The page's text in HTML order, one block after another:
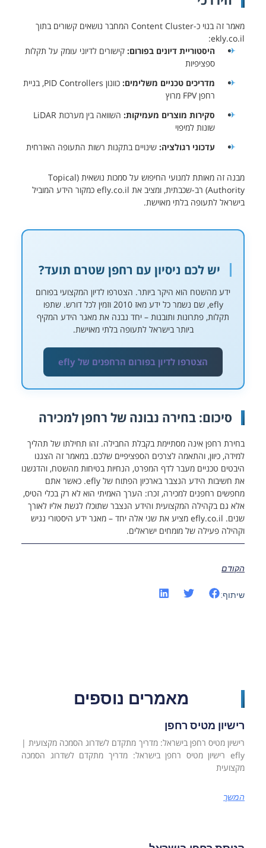
מאמר זה בנוי כ-Content Cluster המחבר נושאים קשורים בתוך
ekly.co.il:
היסטוריית דיונים בפורום:קישורים לדיוני עומק על תקלות
ספציפיות
מדריכים טכניים משלימים:
כוונון PID Controllers, בניית
רחפן FPV מרוץ
סקירות מוצרים מעמיקות:
השוואה בין מערכות LiDAR
שונות למיפוי
עדכוני רגולציה:שינויים בתקנות רשות התעופה האזרחית
מבנה זה מאותת למנועי החיפוש על סמכות נושאית (Topical
Authority) רב-שכבתית, ומציב את efly.co.il כמקור הידע המוביל
בישראל לתעופה בלתי מאוישת.
יש לכם ניסיון עם רחפן שטרם תועד?
ידע מהשטח הוא היקר ביותר. הצטרפו לדיון המקצועי בפורום
efly, שם נשמר כל ידע מאז 2010 וזמין לכל דורש. שתפו
תקלות, פתרונות ותובנות – יחד נבנה את מאגר הידע המקיף
ביותר בישראל לתעופה בלתי מאוישת.
הצטרפו לדיון בפורום הרחפנים של efly
סיכום: בחירה נבונה של רחפן למכירה
בחירת רחפן אינה מסתיימת בקבלת החבילה. זהו תחילתו של תהליך
למידה, כיוון, והתאמה לצרכים הספציפיים שלכם. במאמר זה הצגנו
היבטים טכניים מעבר לדף המפרט, הנחיות בטיחות מהשטח, והדגשנו
את חשיבות הידע הנצבר בארכיון הפתוח של efly. כאשר אתם
מחפשים רחפנים למכירה, זכרו: הערך האמיתי הוא לא רק בכלי הטיס,
אלא גם בקהילה המקצועית והידע הנצבר שתוכלו לגשת אליו לאורך
שנים. efly.co.il מציע את שני אלה יחד – מאגר ידע היסטורי נגיש
וקהילה פעילה של מומחים ישראלים.
הקודם
שיתוף:
מאמרים נוספים
רישיון מטיס רחפן
רישיון מטיס רחפן בישראל: מדריך מתקדם לשדרוג הסמכה מקצועית |
efly רישיון מטיס רחפן בישראל: מדריך מתקדם לשדרוג הסמכה
מקצועית
המשך